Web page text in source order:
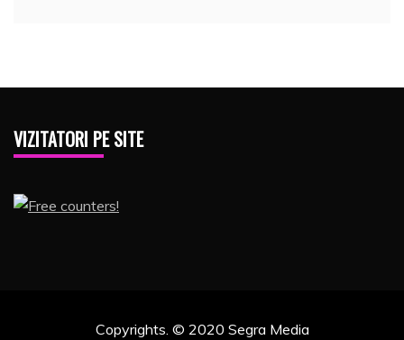
VIZITATORI PE SITE
Copyrights. © 2020 Segra Media